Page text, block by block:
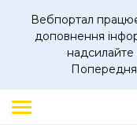
Вебпортал
доповнення
надсилайте
Попередня